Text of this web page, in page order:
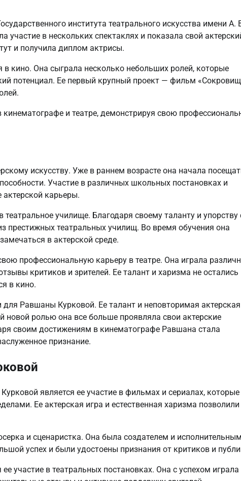
института театрального искусства имени А.
в нескольких спектаклях и показала свой
и получила диплом актрисы.
кино. Она сыграла несколько небольших ролей, которые
потенциал. Ее первый крупный проект — фильм
и театре, демонстрируя свою
искусству. Уже в раннем возрасте она начала
Участие в различных школьных постановках и
актерской карьеры.
училище. Благодаря своему таланту и упорству
престижных театральных училищ. Во время обучения она
в актерской среде.
профессиональную карьеру в театре. Она играла
критиков и зрителей. Ее талант и харизма не остались
в кино.
Равшаны Курковой. Ее талант и неповторимая актерская
новой ролью она все больше проявляла свои актерские
своим достижениям в кинематографе Равшана стала
признание.
является ее участие в фильмах и сериалах, которые
Ее актерская игра и естественная харизма позволили
и сценаристка. Она была создателем и исполнительным
успех и были удостоены признания от критиков и
участие в театральных постановках. Она с успехом играла